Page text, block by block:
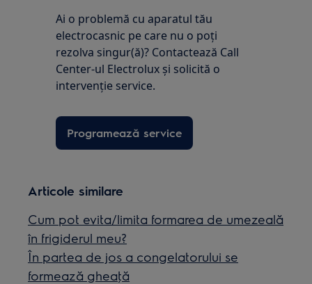
Ai o problemă cu aparatul tău
electrocasnic pe care nu o poţi
rezolva singur(ă)? Contactează Call
Center-ul Electrolux și solicită o
intervenţie service.
Programează service
Articole similare
Cum pot evita/limita formarea de umezeală
în frigiderul meu?
În partea de jos a congelatorului se
formează gheaţă